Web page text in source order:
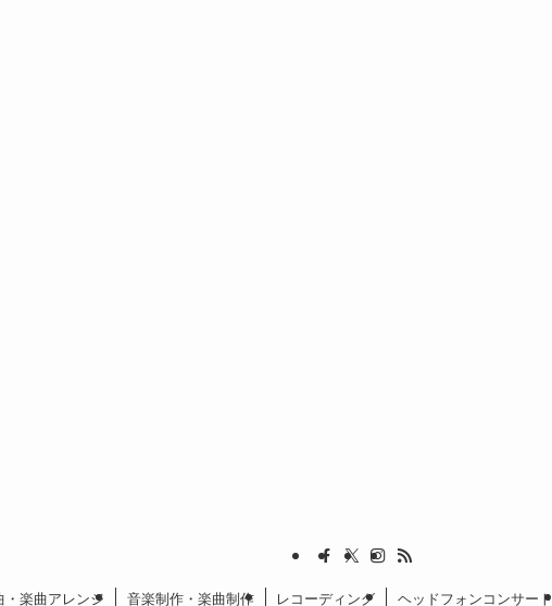
・楽曲アレンジ 音楽制作・楽曲制作 レコーディング ヘッドフォンコンサート